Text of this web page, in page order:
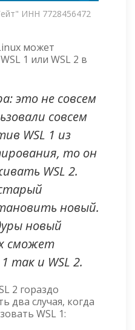
ИНН 7728456472
может
1 или WSL 2 в
это не совсем
совсем
WSL 1 из
то он
WSL 2.
новый.
новый
сможет
так и WSL 2.
2 гораздо
два случая, когда
WSL 1: